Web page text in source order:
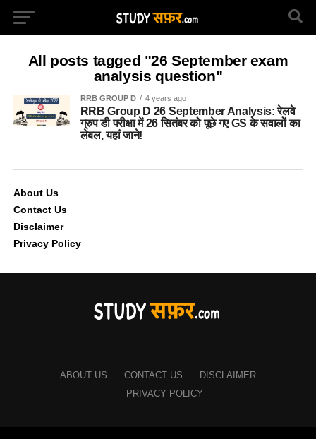
All posts tagged "26 September exam
analysis question"
RRB GROUP D 4 years ago
RRB Group D 26 September Analysis: रेलवे
ग्रुप डी परीक्षा में 26 सितंबर को पूछे गए GS के सवालों का
लेबल, यहां जाने!
About Us
Contact Us
Disclaimer
Privacy Policy
ABOUT US CONTACT US
DISCLAIMER
PRIVACY POLICY